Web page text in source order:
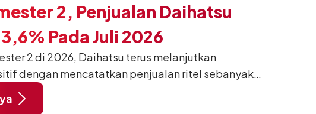
2, Penjualan Daihatsu
Pada Juli 2026
2 di 2026, Daihatsu terus melanjutkan
dengan mencatatkan penjualan ritel sebanyak
Juli 2026. Capaian tersebut tumbuh 13,6%
yang sama tahun lalu sebanyak 11.220 unit,